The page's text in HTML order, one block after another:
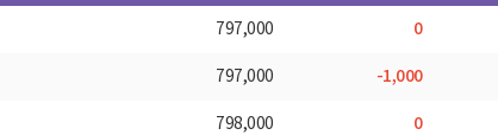
797,000 0
797,000 -1,000
798,000 0